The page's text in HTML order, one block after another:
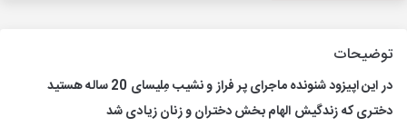
توضیحات
در این اپیزود شنونده ماجرای پر فراز و نشیب مِلیسای 20 ساله هستید
دختری که زندگیش الهام بخش دختران و زنان زیادی شد